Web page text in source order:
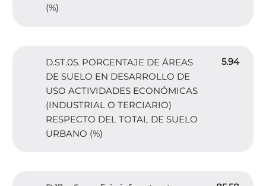
(%)
D.ST.05. PORCENTAJE DE ÁREAS
DE SUELO EN DESARROLLO DE
USO ACTIVIDADES ECONÓMICAS
(INDUSTRIAL O TERCIARIO)
RESPECTO DEL TOTAL DE SUELO
URBANO (%)
5.94